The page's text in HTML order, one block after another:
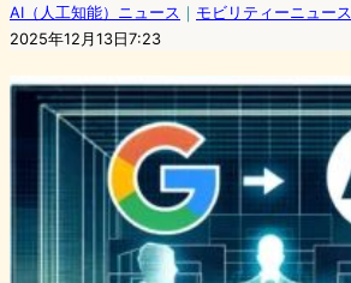
AI（人工知能）ニュース ｜ モビリティーニュース
2025年12月13日7:23